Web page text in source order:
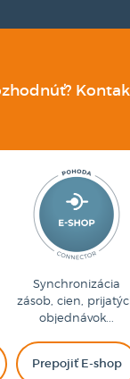
Synchronizácia
zásob, cien,
objednávok...
Prepojiť E-shop